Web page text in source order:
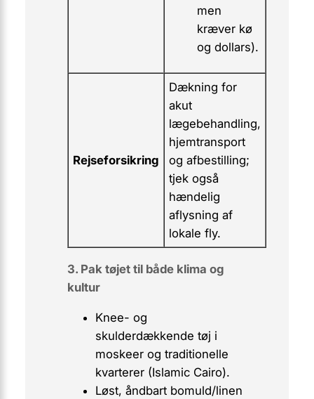
men
kræver kø
og dollars).
Rejseforsikring
Dækning for
akut
lægebehandling,
hjemtransport
og afbestilling;
tjek også
hændelig
aflysning af
lokale fly.
3. Pak tøjet til både klima og
kultur
Knee- og
skulderdækkende tøj i
moskeer og traditionelle
kvarterer (Islamic Cairo).
Løst, åndbart bomuld/linen